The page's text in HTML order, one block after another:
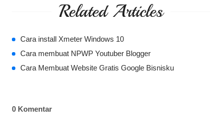
Related Articles
Cara install Xmeter Windows 10
Cara membuat NPWP Youtuber Blogger
Cara Membuat Website Gratis Google Bisnisku
0 Komentar